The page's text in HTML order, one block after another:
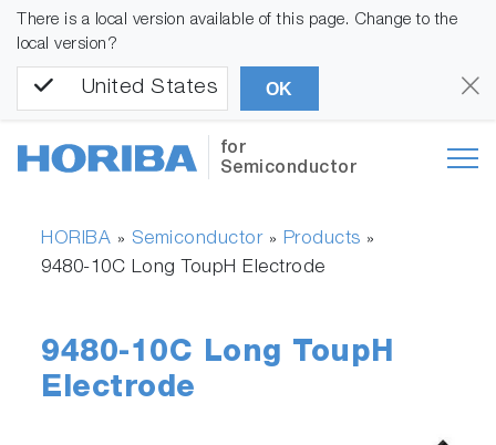
There is a local version available of this page. Change to the
local version?
United States OK
for
Semiconductor
HORIBA » Semiconductor» Products »
9480-10C Long ToupH Electrode
9480-10C Long ToupH
Electrode